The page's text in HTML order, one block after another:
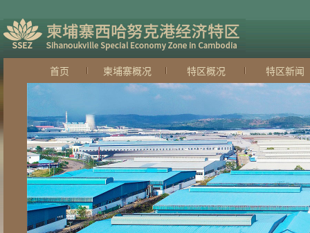
首页 柬埔寨概况 特区概况 特区新闻